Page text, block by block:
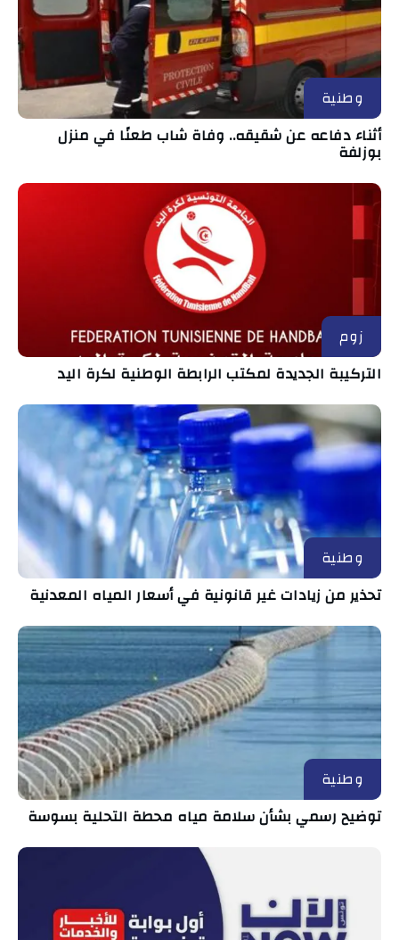
وطنية
أثناء دفاعه عن شقيقه.. وفاة شاب طعنًا في منزل
بوزلفة
زوم
التركيبة الجديدة لمكتب الرابطة الوطنية لكرة اليد
وطنية
تحذير من زيادات غير قانونية في أسعار المياه المعدنية
وطنية
توضيح رسمي بشأن سلامة مياه محطة التحلية بسوسة